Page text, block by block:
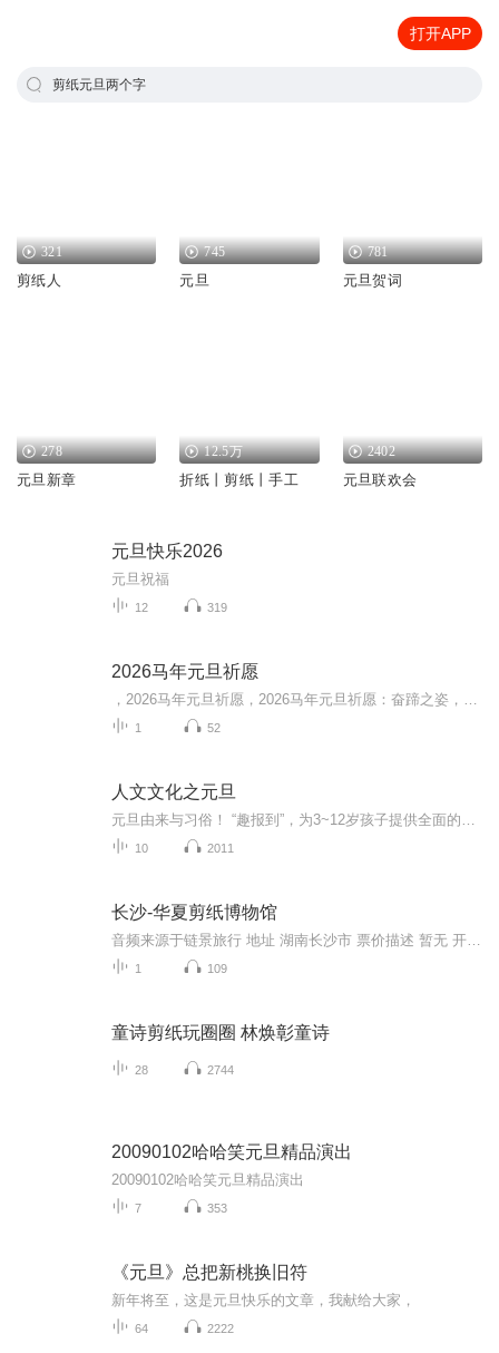
打开APP
剪纸元旦两个字
321
剪纸人
745
元旦
781
元旦贺词
278
元旦新章
12.5万
折纸丨剪纸丨手工
2402
元旦联欢会
元旦快乐2026
元旦祝福
12 319
2026马年元旦祈愿
1 52
人文文化之元旦
10 2011
长沙-华夏剪纸博物馆
1 109
童诗剪纸玩圈圈 林焕彰童诗
28 2744
20090102哈哈笑元旦精品演出
20090102哈哈笑元旦精品演出
7 353
《元旦》总把新桃换旧符
新年将至，这是元旦快乐的文章，我献给大家，
64 2222